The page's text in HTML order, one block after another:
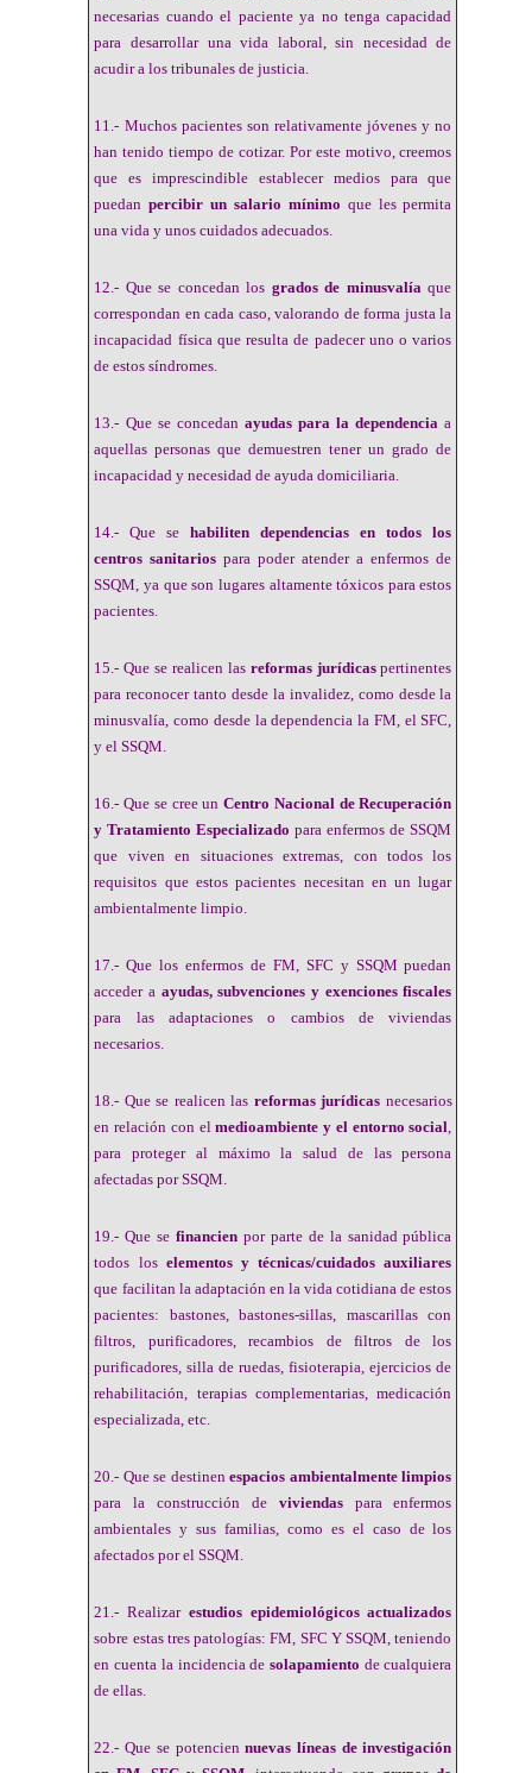
necesarias cuando el paciente ya no tenga capacidad
para desarrollar una vida laboral, sin necesidad de
acudir a los tribunales de justicia.
11.- Muchos pacientes son relativamente jóvenes y no
han tenido tiempo de cotizar. Por este motivo, creemos
que es imprescindible establecer medios para que
puedanpercibir un salario mínimo que les permita
una vida y unos cuidados adecuados.
12.- Que se concedan los grados de minusvalíaque
correspondan en cada caso, valorando de forma justa la
incapacidad física que resulta de padecer uno o varios
de estos síndromes.
13.- Que se concedan ayudas para la dependencia a
aquellas personas que demuestren tener un grado de
incapacidad y necesidad de ayuda domiciliaria.
14.- Que sehabiliten dependencias en todos los
centros sanitarios para poder atender a enfermos de
SSQM, ya que son lugares altamente tóxicos para estos
pacientes.
15.- Que se realicen las reformas jurídicaspertinentes
para reconocer tanto desde la invalidez, como desde la
minusvalía, como desde la dependencia la FM, el SFC,
y el SSQM.
16.- Que se cree unCentro Nacional de Recuperación
y Tratamiento Especializado para enfermos de SSQM
que viven en situaciones extremas, con todos los
requisitos que estos pacientes necesitan en un lugar
ambientalmente limpio.
17.- Que los enfermos de FM, SFC y SSQM puedan
acceder a ayudas, subvenciones y exenciones fiscales
para las adaptaciones o cambios de viviendas
necesarios.
18.- Que se realicen las reformas jurídicas necesarios
en relación con elmedioambiente y el entorno social,
para proteger al máximo la salud de las persona
afectadas por SSQM.
19.- Que sefinancien por parte de la sanidad pública
todos los elementos y técnicas/cuidados auxiliares
que facilitan la adaptación en la vida cotidiana de estos
pacientes: bastones, bastones-sillas, mascarillas con
filtros, purificadores, recambios de filtros de los
purificadores, silla de ruedas, fisioterapia, ejercicios de
rehabilitación, terapias complementarias, medicación
especializada, etc.
20.- Que se destinenespacios ambientalmente limpios
para la construcción de viviendaspara enfermos
ambientales y sus familias, como es el caso de los
afectados por el SSQM.
21.- Realizar estudios epidemiológicos actualizados
sobre estas tres patologías: FM, SFC Y SSQM, teniendo
en cuenta la incidencia desolapamiento de cualquiera
de ellas.
22.- Que se potenciennuevas líneas de investigación